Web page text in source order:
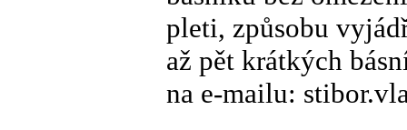
pleti, způsobu
až pět krátkých
na e-mailu: